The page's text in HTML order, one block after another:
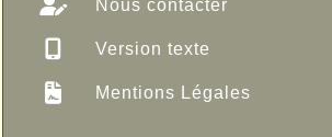
Nous contacter
Version texte
Mentions Légales